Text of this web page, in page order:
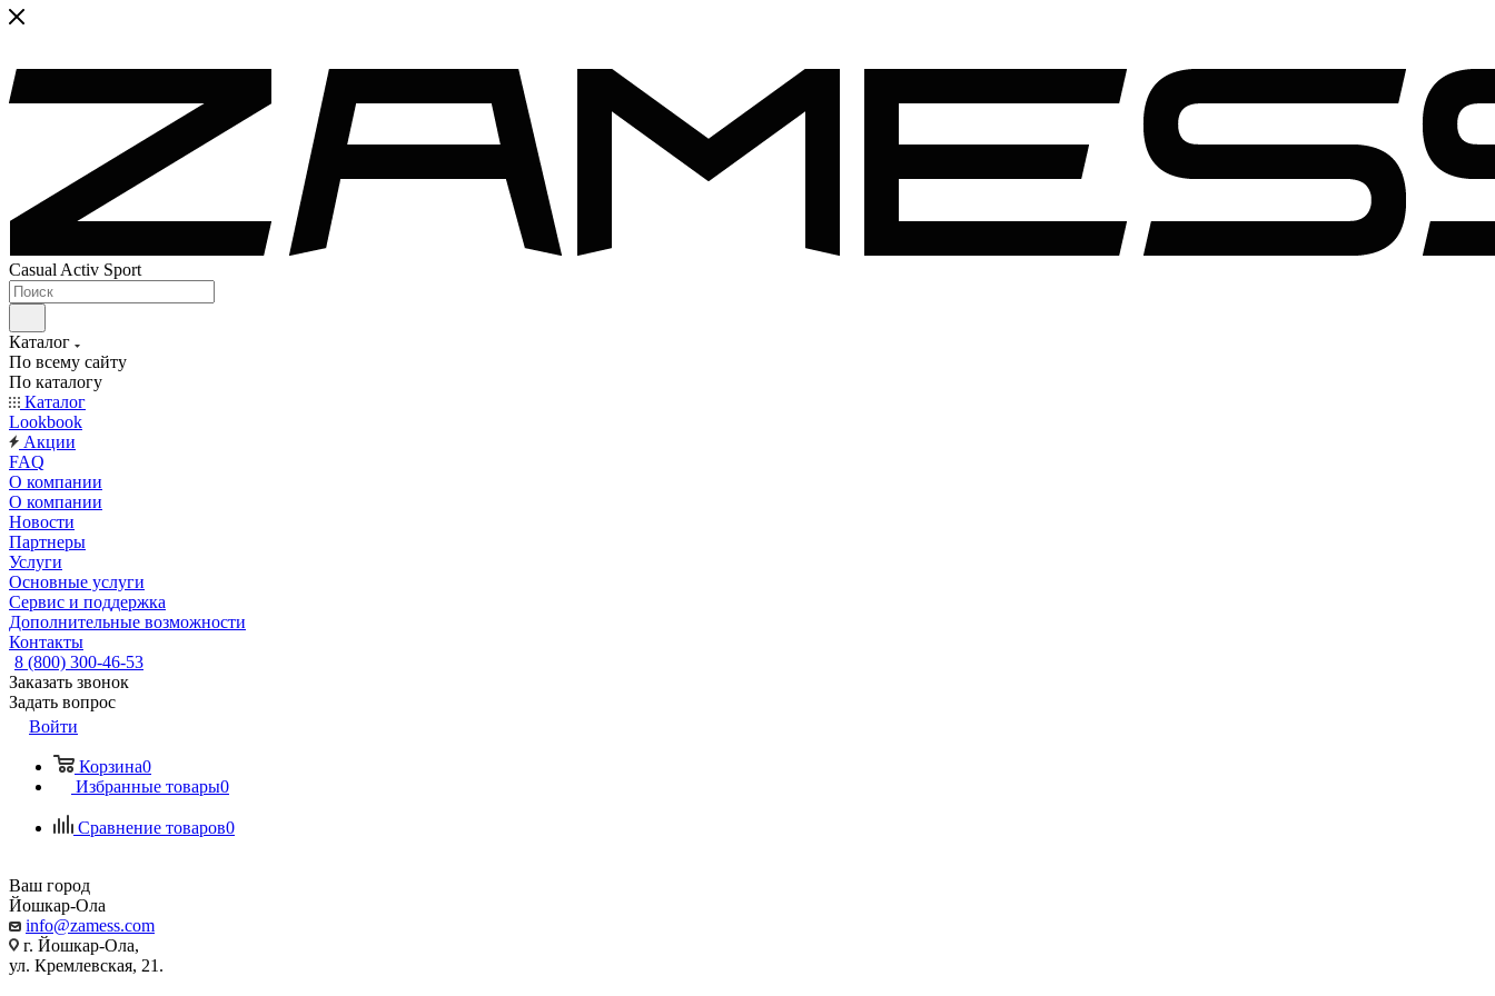
Casual Activ Sport
Каталог
По всему сайту
По каталогу
Каталог
Lookbook
Акции
FAQ
О компании
О компании
Новости
Партнеры
Услуги
Основные услуги
Сервис и поддержка
Дополнительные возможности
Контакты
8 (800) 300-46-53
Заказать звонок
Задать вопрос
Войти
Корзина0
Избранные товары0
Сравнение товаров0
Ваш город
Йошкар-Ола
info@zamess.com
г. Йошкар-Ола,
ул. Кремлевская, 21.